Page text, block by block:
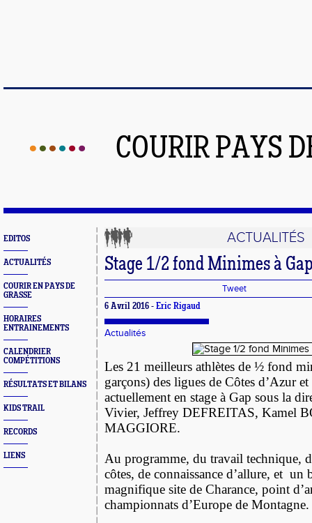
COURIR PAYS
EDITOS
ACTUALITÉS
COURIR EN PAYS DE
GRASSE
HORAIRES
ENTRAINEMENTS
CALENDRIER
COMPÉTITIONS
RÉSULTATS ET BILANS
KIDS TRAIL
RECORDS
LIENS
ACTUALITÉS
Stage 1/2 fond Minimes à Gap
Tweet
6 Avril 2016 - Eric Rigaud
Actualités
Les 21 meilleurs athlètes de ½ fond
garçons) des ligues de Côtes d’Azur
actuellement en stage à Gap sous la
Vivier, Jeffrey DEFREITAS, Kamel
MAGGIORE.
Au programme, du travail technique,
côtes, de connaissance d’allure, et un
magnifique site de Charance, point
championnats d’Europe de Montagne.